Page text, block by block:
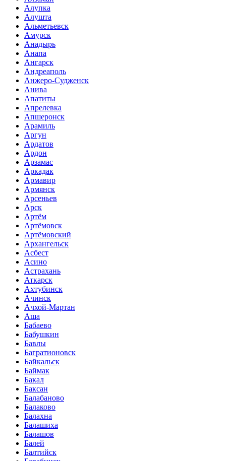
Алупка
Алушта
Альметьевск
Амурск
Анадырь
Анапа
Ангарск
Андреаполь
Анжеро-Судженск
Анива
Апатиты
Апрелевка
Апшеронск
Арамиль
Аргун
Ардатов
Ардон
Арзамас
Аркадак
Армавир
Армянск
Арсеньев
Арск
Артём
Артёмовск
Артёмовский
Архангельск
Асбест
Асино
Астрахань
Аткарск
Ахтубинск
Ачинск
Ачхой-Мартан
Аша
Бабаево
Бабушкин
Бавлы
Багратионовск
Байкальск
Баймак
Бакал
Баксан
Балабаново
Балаково
Балахна
Балашиха
Балашов
Балей
Балтийск